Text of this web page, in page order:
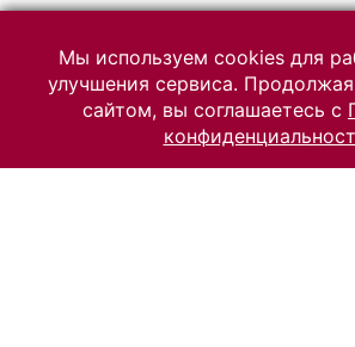
Мы используем cookies для
улучшения сервиса. Продолжая
сайтом, вы соглашаетесь с